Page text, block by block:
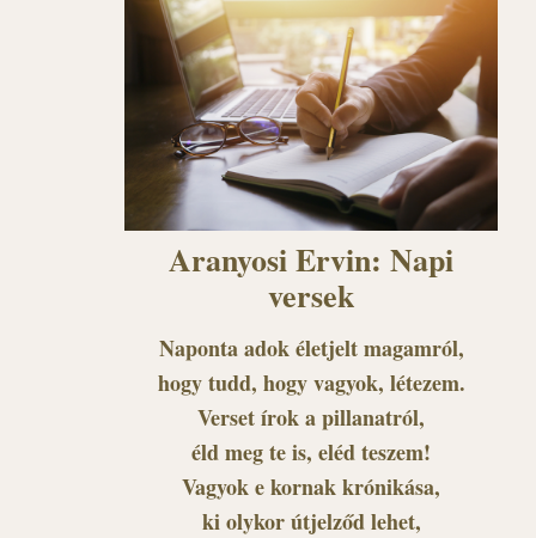
Aranyosi Ervin: Napi
versek
Naponta adok életjelt magamról,
hogy tudd, hogy vagyok, létezem.
Verset írok a pillanatról,
éld meg te is, eléd teszem!
Vagyok e kornak krónikása,
ki olykor útjelződ lehet,